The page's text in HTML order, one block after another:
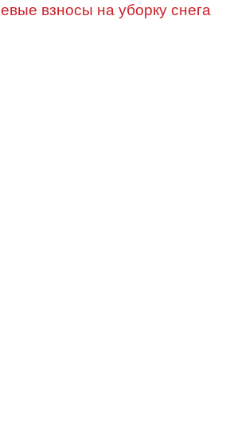
взносы на уборку снега